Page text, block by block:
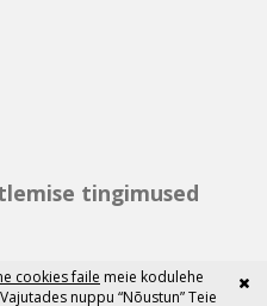
tingimused
cookies faile meie kodulehe
nuppu “Nõustun” Teie